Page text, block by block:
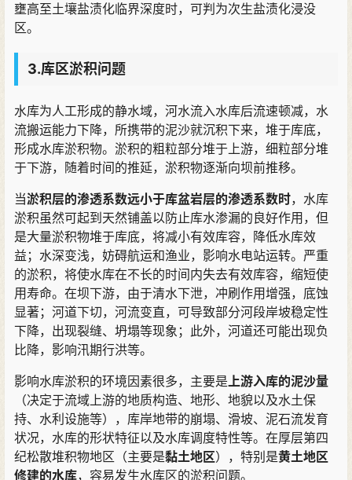
壅高至土壤盐渍化临界深度时， 可判为次生盐渍化浸没
区。
3.库区淤积问题
水库为人工形成的静水域， 河水流入水库后流速顿减， 水
流搬运能力下降， 所携带的泥沙就沉积下来， 堆于库底，
形成水库淤积物。 淤积的粗粒部分堆于上游， 细粒部分堆
于下游， 随着时间的推延， 淤积物逐渐向坝前推移。
当淤积层的渗透系数远小于库盆岩层的渗透系数时， 水库
淤积虽然可起到天然铺盖以防止库水渗漏的良好作用 ， 但
是大量淤积物堆于库底， 将减小有效库容， 降低水库效
益 ； 水深变浅， 妨碍航运和渔业， 影响水电站运转。 严重
的淤积， 将使水库在不长的时间内失去有效库容， 缩短使
用寿命。 在坝下游， 由于清水下泄， 冲刷作用增强， 底蚀
显著； 河道下切， 河流变直， 可导致部分河段岸坡稳定性
下降， 出现裂缝、 坍塌等现象 ； 此外， 河道还可能出现负
比降， 影响汛期行洪等。
影响水库淤积的环境因素很多， 主要是上游入库的泥沙量
（决定于流域上游的地质构造、 地形、 地貌以及水土保
持、 水利设施等） ， 库岸地带的崩塌、 滑坡、 泥石流发育
状况， 水库的形状特征以及水库调度特性等。 在厚层第四
纪松散堆积物地区 （主要是黏土地区） ， 特别是黄土地区
修建的水库， 容易发生水库区的淤积问题。